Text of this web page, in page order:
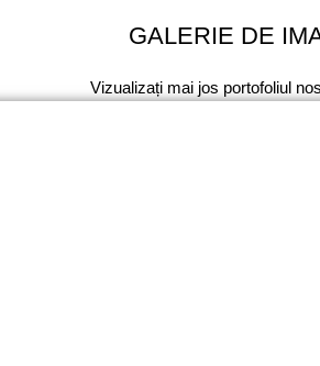
GALERIE DE
Vizualizați mai jos portofoliul